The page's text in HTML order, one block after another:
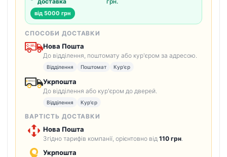
від 5000 грн
СПОСОБИ ДОСТАВКИ
Нова Пошта
До відділення, поштомату або кур'єром за адресою.
Відділення Поштомат Кур'єр
Укрпошта
До відділення або кур'єром до дверей.
Відділення Кур'єр
ВАРТІСТЬ ДОСТАВКИ
Нова Пошта
Згідно тарифів компанії, орієнтовно від 110 грн
Укрпошта